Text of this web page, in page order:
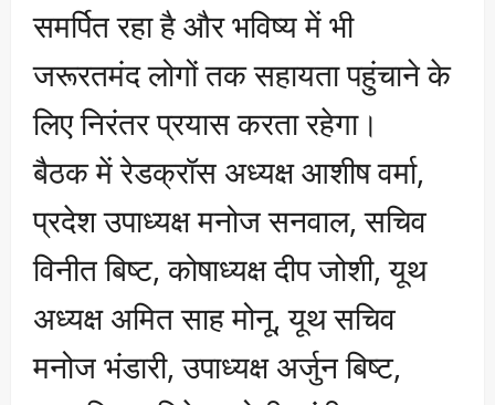
समर्पित रहा है और भविष्य में भी
जरूरतमंद लोगों तक सहायता पहुंचाने के
लिए निरंतर प्रयास करता रहेगा।
बैठक में रेडक्रॉस अध्यक्ष आशीष वर्मा,
प्रदेश उपाध्यक्ष मनोज सनवाल, सचिव
विनीत बिष्ट, कोषाध्यक्ष दीप जोशी, यूथ
अध्यक्ष अमित साह मोनू, यूथ सचिव
मनोज भंडारी, उपाध्यक्ष अर्जुन बिष्ट,